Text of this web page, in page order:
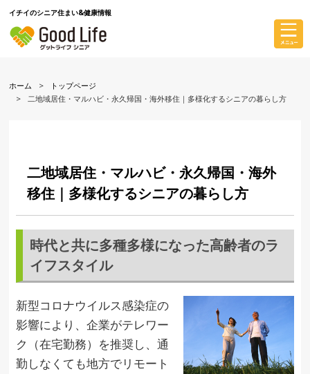
イチイのシニア住まい&健康情報
ホーム
トップページ
二地域居住・マルハビ・永久帰国・海外移住｜多様化するシニアの暮らし方
二地域居住・マルハビ・永久帰国・海外
移住｜多様化するシニアの暮らし方
時代と共に多種多様になった高齢者のラ
イフスタイル
新型コロナウイルス感染症の
影響により、企業がテレワー
ク（在宅勤務）を推奨し、通
勤しなくても地方でリモート